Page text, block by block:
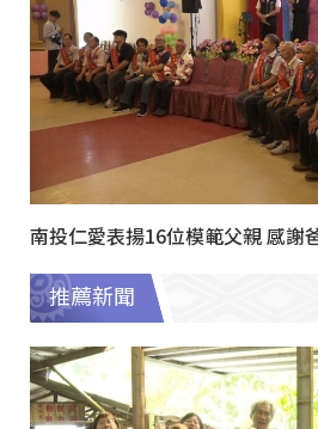
南投仁愛表揚16位模範父親 感謝
推薦新聞